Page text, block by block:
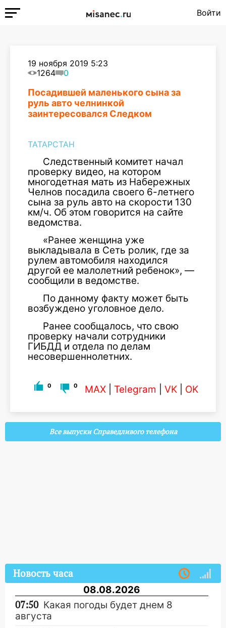
Войти
19 ноября 2019 5:23
1264
0
Посадившей маленького сына за
руль авто челнинкой
заинтересовался Следком
ТАТАРСТАН
Следственный комитет начал
проверку видео, на котором
многодетная мать из Набережных
Челнов посадила своего 6-летнего
сына за руль авто на скорости 130
км/ч. Об этом говорится на сайте
ведомства.
«Ранее женщина уже
выкладывала в Сеть ролик, где за
рулем автомобиля находился
другой ее малолетний ребенок», —
сообщили в ведомстве.
По данному факту может быть
возбуждено уголовное дело.
Ранее сообщалось, что свою
проверку начали сотрудники
ГИБДД и отдела по делам
несовершеннолетних.
0 0 MAX Telegram VK OK
Все выпуски Справедливого телефона
Новость часа
08.08.2026
07:50 Какая погоды будет днем 8
августа